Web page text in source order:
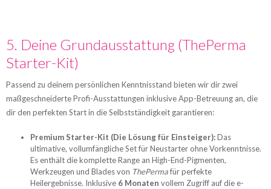
5. Deine Grundausstattung (ThePerma
Starter-Kit)
Passend zu deinem persönlichen Kenntnisstand bieten wir dir zwei
maßgeschneiderte Profi-Ausstattungen inklusive App-Betreuung an, die
dir den perfekten Start in die Selbstständigkeit garantieren:
Premium Starter-Kit (Die Lösung für Einsteiger):Das
ultimative, vollumfängliche Set für Neustarter ohne Vorkenntnisse.
Es enthält die komplette Range an High-End-Pigmenten,
Werkzeugen und Blades von ThePermafür perfekte
Heilergebnisse. Inklusive 6 Monaten vollem Zugriff auf die e-